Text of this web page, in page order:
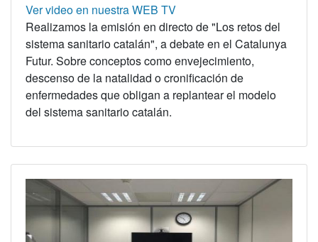
Ver video en nuestra WEB TV
Realizamos la emisión en directo de "Los retos del
sistema sanitario catalán", a debate en el Catalunya
Futur. Sobre conceptos como envejecimiento,
descenso de la natalidad o cronificación de
enfermedades que obligan a replantear el modelo
del sistema sanitario catalán.